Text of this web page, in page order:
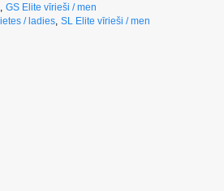
, GS Elite vīrieši / men
/ ladies, SL Elite vīrieši / men